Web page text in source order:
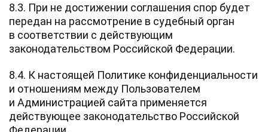
8.3. При не достижении соглашения спор будет
передан на рассмотрение в судебный орган
в соответствии с действующим
законодательством Российской Федерации.
8.4. К настоящей Политике конфиденциальности
и отношениям между Пользователем
и Администрацией сайта применяется
действующее законодательство Российской